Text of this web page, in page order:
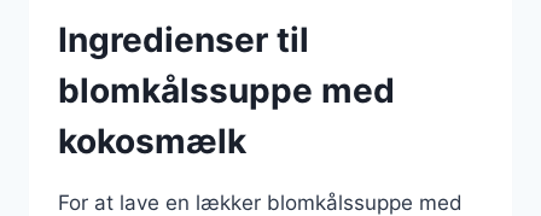
Ingredienser til
blomkålssuppe med
kokosmælk
For at lave en lækker blomkålssuppe med